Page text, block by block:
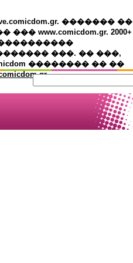
������� ��
www.comicdom.gr. 2000+
���. �� ���,
�������� �� ��